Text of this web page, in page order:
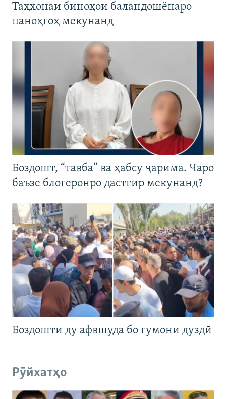
Таҳхонаи биноҳои баландошёнаро
паноҳгоҳ мекунанд
Боздошт, “тавба” ва ҳабсу ҷарима. Чаро
баъзе блогеронро дастгир мекунанд?
Боздошти ду афвшуда бо гумони дуздӣ
Рӯйхатҳо